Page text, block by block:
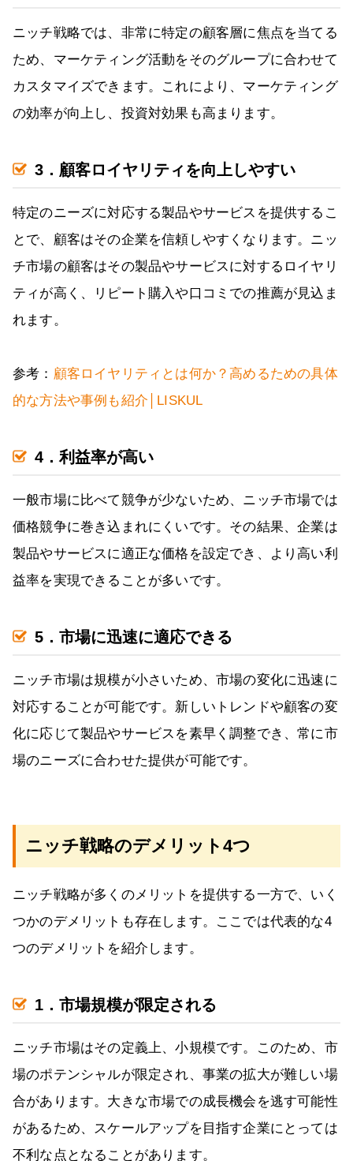
ニッチ戦略では、非常に特定の顧客層に焦点を当てる
ため、マーケティング活動をそのグループに合わせて
カスタマイズできます。これにより、マーケティング
の効率が向上し、投資対効果も高まります。
3．顧客ロイヤリティを向上しやすい
特定のニーズに対応する製品やサービスを提供するこ
とで、顧客はその企業を信頼しやすくなります。ニッ
チ市場の顧客はその製品やサービスに対するロイヤリ
ティが高く、リピート購入や口コミでの推薦が見込ま
れます。
参考： 顧客ロイヤリティとは何か？高めるための具体
的な方法や事例も紹介│LISKUL
4．利益率が高い
一般市場に比べて競争が少ないため、ニッチ市場では
価格競争に巻き込まれにくいです。その結果、企業は
製品やサービスに適正な価格を設定でき、より高い利
益率を実現できることが多いです。
5．市場に迅速に適応できる
ニッチ市場は規模が小さいため、市場の変化に迅速に
対応することが可能です。新しいトレンドや顧客の変
化に応じて製品やサービスを素早く調整でき、常に市
場のニーズに合わせた提供が可能です。
ニッチ戦略のデメリット4つ
ニッチ戦略が多くのメリットを提供する一方で、いく
つかのデメリットも存在します。ここでは代表的な4
つのデメリットを紹介します。
1．市場規模が限定される
ニッチ市場はその定義上、小規模です。このため、市
場のポテンシャルが限定され、事業の拡大が難しい場
合があります。大きな市場での成長機会を逃す可能性
があるため、スケールアップを目指す企業にとっては
不利な点となることがあります。